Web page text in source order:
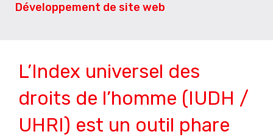
L’Index universel des
droits de l’homme (IUDH /
UHRI) est un outil phare
Développement de site web